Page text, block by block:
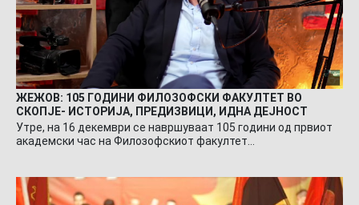
ЖЕЖОВ: 105 ГОДИНИ ФИЛОЗОФСКИ ФАКУЛТЕТ ВО
СКОПЈЕ- ИСТОРИЈА, ПРЕДИЗВИЦИ, ИДНА ДЕЈНОСТ
Утре, на 16 декември се навршуваат 105 години од првиот
академски час на Филозофскиот факултет…